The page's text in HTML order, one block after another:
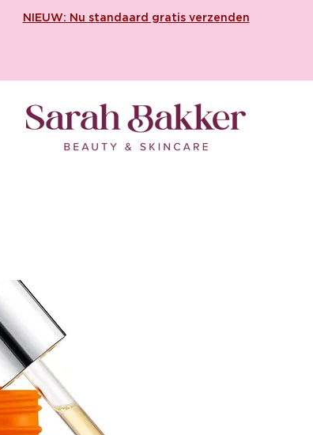
NIEUW: Nu standaard gratis verzenden